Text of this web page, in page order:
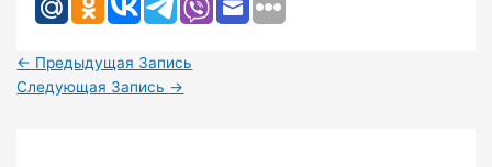
← Предыдущая Запись
Следующая Запись →